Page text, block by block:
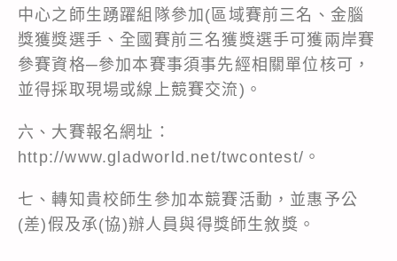
中心之師生踴躍組隊參加(區域賽前三名、金腦
獎獲獎選手、全國賽前三名獲獎選手可獲兩岸賽
參賽資格─參加本賽事須事先經相關單位核可，
並得採取現場或線上競賽交流)。
六、大賽報名網址：
http://www.gladworld.net/twcontest/ 。
七、轉知貴校師生參加本競賽活動，並惠予公
(差)假及承(協)辦人員與得獎師生敘獎。